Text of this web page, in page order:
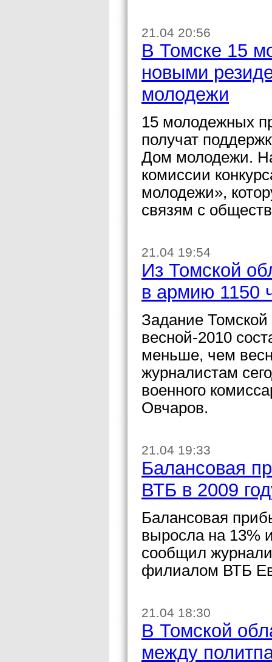
21.04 20:56
В Томске 15
новыми
молодежи
15 молодежных
получат
Дом молодежи.
комиссии
молодежи»,
связям с
21.04 19:54
Из Томской
в армию 1150
Задание
весной-2010
меньше, чем
журналистам
военного
Овчаров.
21.04 19:33
Балансовая
ВТБ в 2009
Балансовая
выросла на 13%
сообщил
филиалом ВТБ
21.04 18:30
В Томской
между